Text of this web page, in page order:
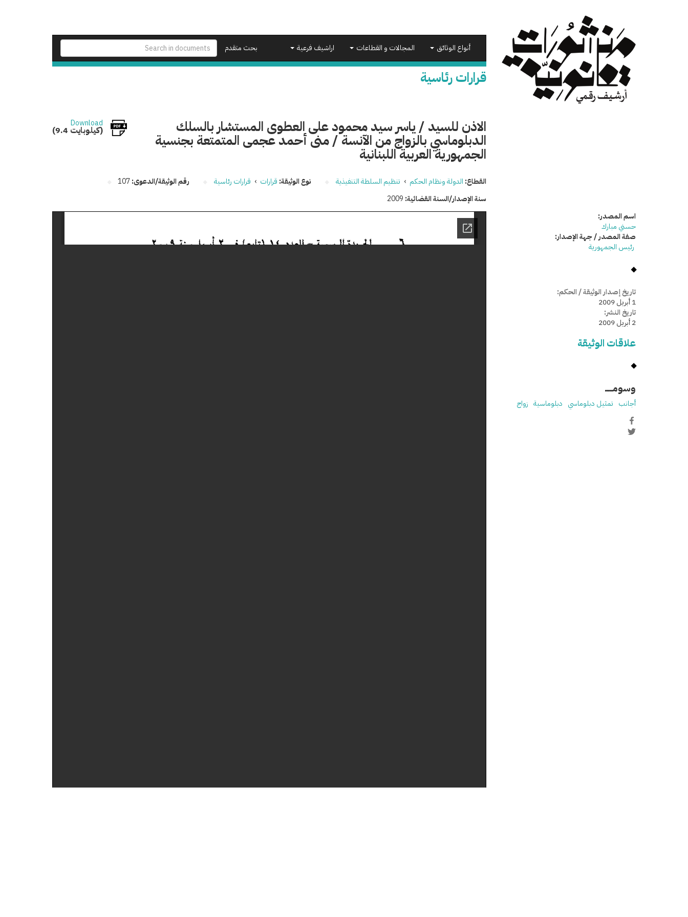
بحث متقدم
أنواع الوثائق المجالات و القطاعات اراشيف فرعية
قرارات رئاسية
الاذن للسيد / ياسر سيد محمود على العطوى المستشار بالسلك
الدبلوماسي بالزواج من الآنسة / منى أحمد عجمى المتمتعة بجنسية
الجمهورية العربية اللبنانية
Download
(9.4 كيلوبايت)
القطاع: الدولة ونظام الحكم › تنظيم السلطة التنفيذية نوع الوثيقة: قرارات › قرارات رئاسية رقم الوثيقة/الدعوى:107
سنة الإصدار/السنة القضائية: 2009
اسم المصدر:
حسني مبارك
صفة المصدر / جهة الإصدار:
رئيس الجمهورية
تاريخ إصدار الوثيقة / الحكم:
1 أبريل 2009
تاريخ النشر:
2 أبريل 2009
علاقات الوثيقة
وسومـــــ
أجانب تمثيل دبلوماسي دبلوماسية زواج